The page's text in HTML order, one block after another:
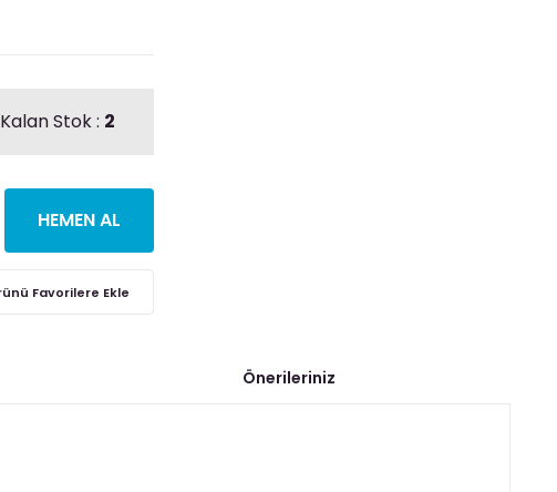
Kalan Stok : 2
HEMEN AL
Önerileriniz